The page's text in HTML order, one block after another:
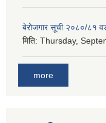
बेरोजगार सूची २०८०/८१
मिति: Thursday,
more